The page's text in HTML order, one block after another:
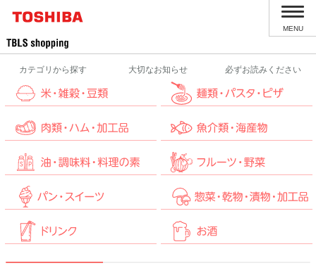
MENU
カテゴリから探す 大切なお知らせ 必ずお読みください